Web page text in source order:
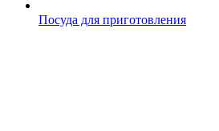
Посуда для приготовления